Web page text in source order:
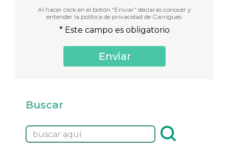
Al hacer click en el botón “Enviar” declaras conocer y
entender la política de privacidad de Garrigues.
* Este campo es obligatorio
Buscar